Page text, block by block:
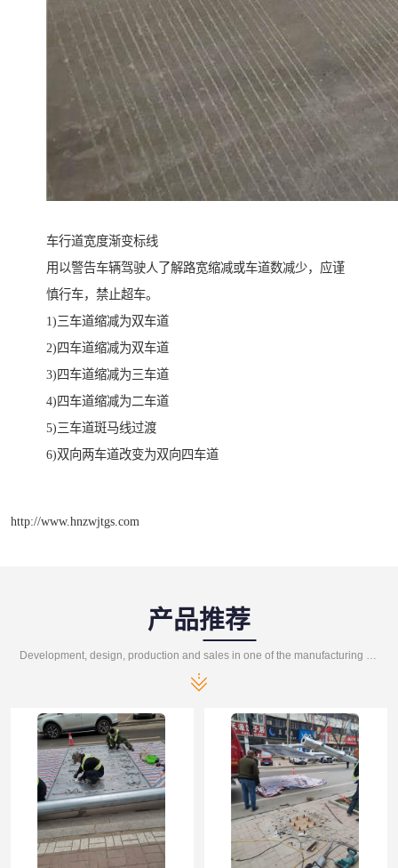
车行道宽度渐变标线
用以警告车辆驾驶人了解路宽缩减或车道数减少，应谨
慎行车，禁止超车。
1)三车道缩减为双车道
2)四车道缩减为双车道
3)四车道缩减为三车道
4)四车道缩减为二车道
5)三车道斑马线过渡
6)双向两车道改变为双向四车道
http://www.hnzwjtgs.com
产品推荐